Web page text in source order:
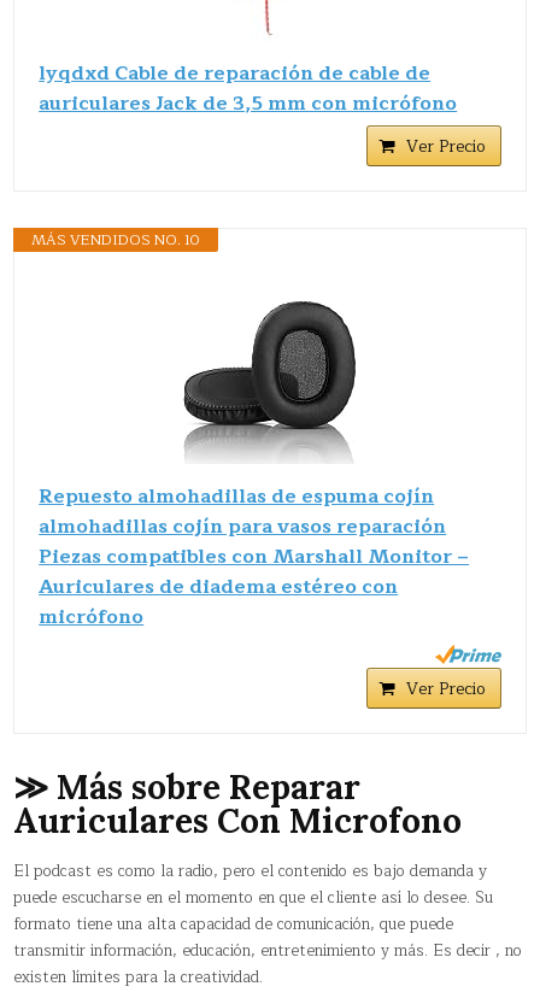
lyqdxd Cable de reparación de cable de
auriculares Jack de 3,5 mm con micrófono
Ver Precio
MÁS VENDIDOS NO. 10
Repuesto almohadillas de espuma cojín
almohadillas cojín para vasos reparación
Piezas compatibles con Marshall Monitor –
Auriculares de diadema estéreo con
micrófono
Ver Precio
≫ Más sobre Reparar
Auriculares Con Microfono
El podcast es como la radio, pero el contenido es bajo demanda y
puede escucharse en el momento en que el cliente así lo desee. Su
formato tiene una alta capacidad de comunicación, que puede
transmitir información, educación, entretenimiento y más. Es decir , no
existen límites para la creatividad.